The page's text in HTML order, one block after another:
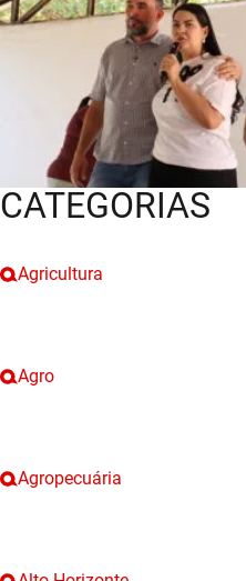
CATEGORIAS
Agricultura
Agro
Agropecuária